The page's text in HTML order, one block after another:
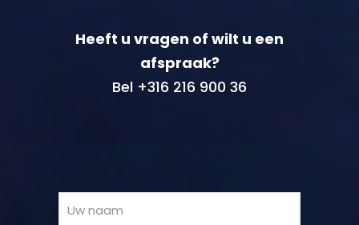
Heeft u vragen of wilt u een
afspraak?
Bel +316 216 900 36